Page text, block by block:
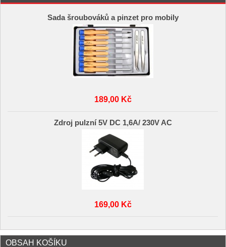
Sada šroubováků a pinzet pro mobily
189,00 Kč
Zdroj pulzní 5V DC 1,6A/ 230V AC
169,00 Kč
OBSAH KOŠÍKU